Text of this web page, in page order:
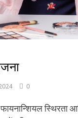
0
स्थिरता